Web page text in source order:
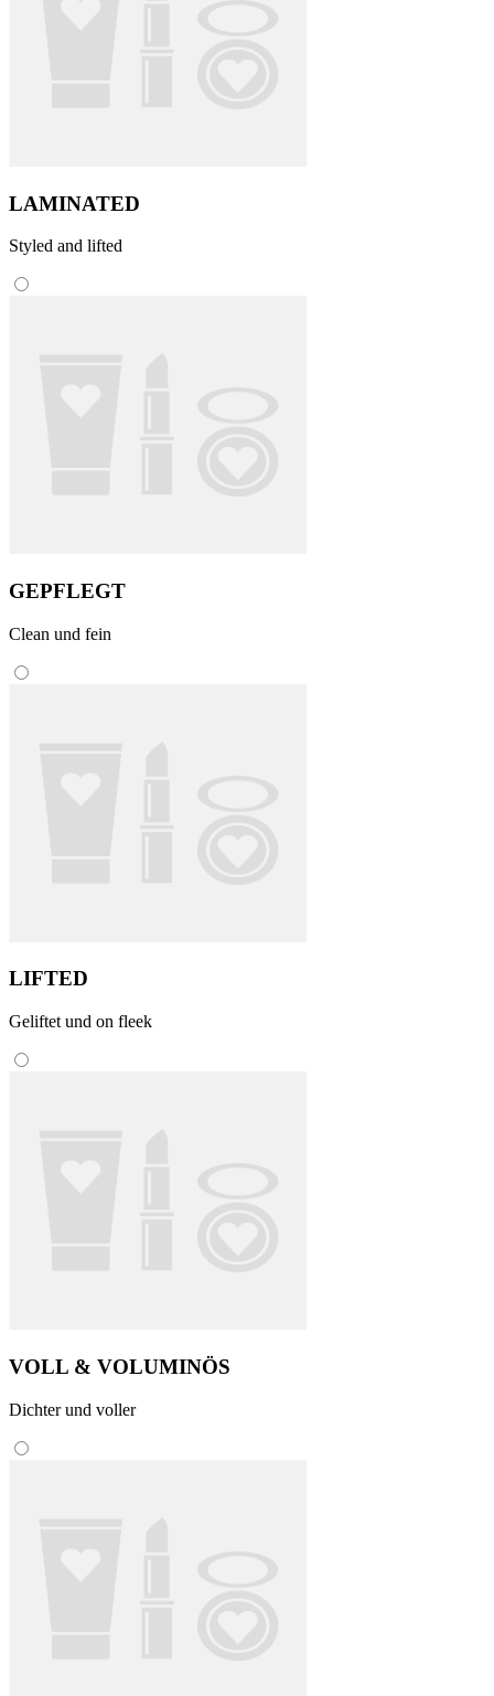
LAMINATED
Styled and lifted
GEPFLEGT
Clean und fein
LIFTED
Geliftet und on fleek
VOLL & VOLUMINÖS
Dichter und voller